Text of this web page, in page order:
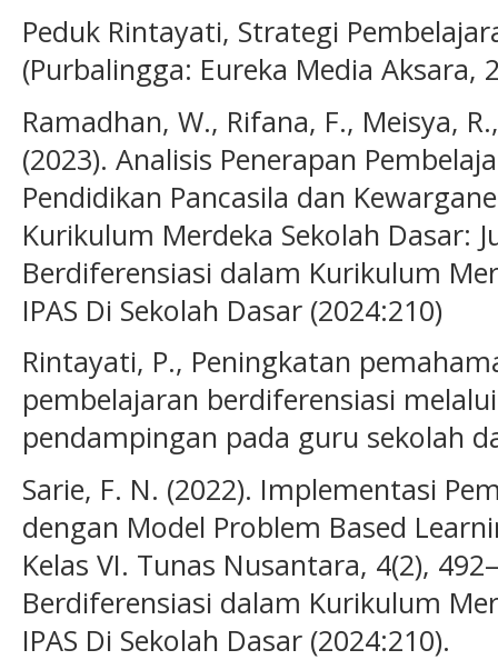
Peduk Rintayati, Strategi
(Purbalingga: Eureka Media Aksara,
Ramadhan, W., Rifana, F., Meisya,
(2023). Analisis Penerapan
Pendidikan Pancasila dan
Kurikulum Merdeka Sekolah Dasar:
Berdiferensiasi dalam Kurikulum
IPAS Di Sekolah Dasar (2024:210)
Rintayati, P., Peningkatan
pembelajaran berdiferensiasi
pendampingan pada guru sekolah
Sarie, F. N. (2022). Implementasi
dengan Model Problem Based
Kelas VI. Tunas Nusantara, 4(2),
Berdiferensiasi dalam Kurikulum
IPAS Di Sekolah Dasar (2024:210).